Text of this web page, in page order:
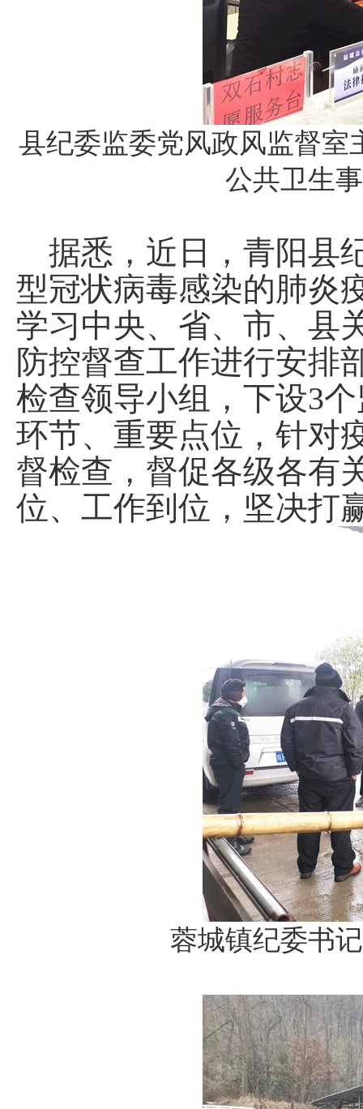
县纪委监委党风政风监督室
公共卫生
据悉，近日，青阳县
型冠状病毒感染的肺炎
学习中央、省、市、县
防控督查工作进行安排
检查领导小组，下设3
环节、重要点位，针对
督检查，督促各级各有
位、工作到位，坚决打
蓉城镇纪委书